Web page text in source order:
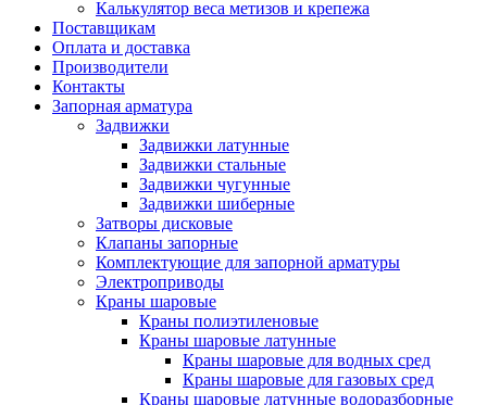
Калькулятор веса метизов и крепежа
Поставщикам
Оплата и доставка
Производители
Контакты
Запорная арматура
Задвижки
Задвижки латунные
Задвижки стальные
Задвижки чугунные
Задвижки шиберные
Затворы дисковые
Клапаны запорные
Комплектующие для запорной арматуры
Электроприводы
Краны шаровые
Краны полиэтиленовые
Краны шаровые латунные
Краны шаровые для водных сред
Краны шаровые для газовых сред
Краны шаровые латунные водоразборные